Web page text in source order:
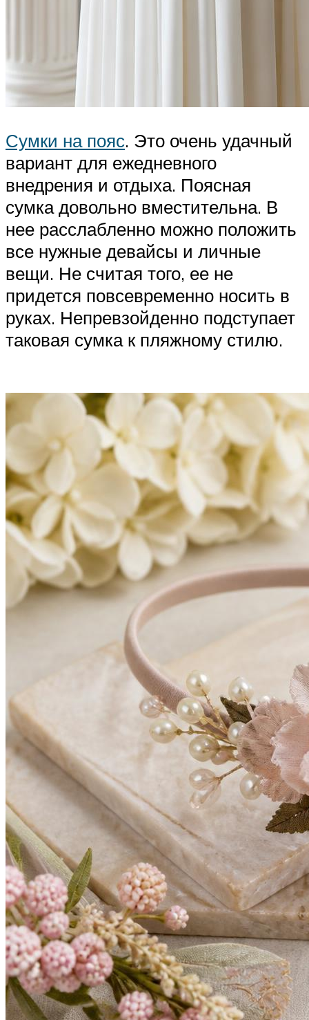
Сумки на пояс. Это очень удачный
вариант для ежедневного
внедрения и отдыха. Поясная
сумка довольно вместительна. В
нее расслабленно можно положить
все нужные девайсы и личные
вещи. Не считая того, ее не
придется повсевременно носить в
руках. Непревзойденно подступает
таковая сумка к пляжному стилю.